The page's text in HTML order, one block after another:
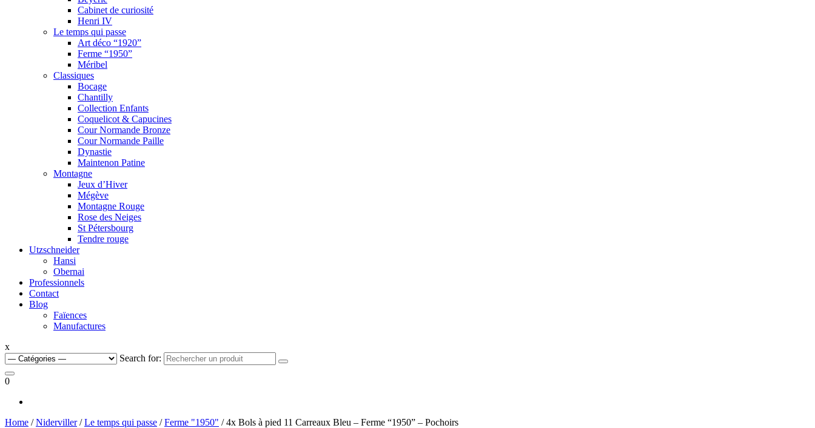
Cabinet de curiosité
Henri IV
Le temps qui passe
Art déco “1920”
Ferme “1950”
Méribel
Classiques
Bocage
Chantilly
Collection Enfants
Coquelicot & Capucines
Cour Normande Bronze
Cour Normande Paille
Dynastie
Maintenon Patine
Montagne
Jeux d’Hiver
Mégève
Montagne Rouge
Rose des Neiges
St Pétersbourg
Tendre rouge
Utzschneider
Hansi
Obernai
Professionnels
Contact
Blog
Faïences
Manufactures
x
Search for:
0
Home /Niderviller/Le temps qui passe /Ferme "1950" / 4x Bols à pied 11 Carreaux Bleu – Ferme “1950” – Pochoirs